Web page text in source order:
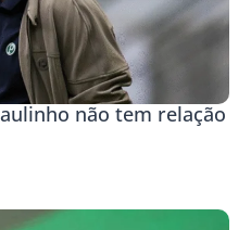
não tem relação